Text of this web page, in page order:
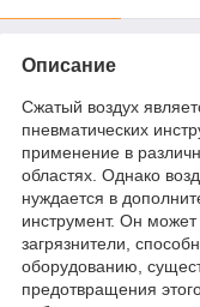
Описание
Сжатый воздух
пневматических
применение в
областях. Однако
нуждается в
инструмент. Он
загрязнители,
оборудованию,
предотвращения